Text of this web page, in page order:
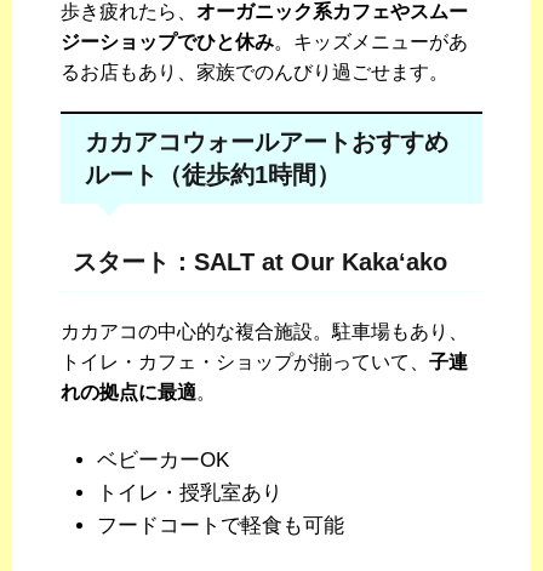
歩き疲れたら、 オーガニック系カフェやスムー
ジーショップでひと休み。キッズメニューがあ
るお店もあり、家族でのんびり過ごせます。
カカアコウォールアートおすすめ
ルート（徒歩約1時間）
スタート：SALT at Our Kaka‘ako
カカアコの中心的な複合施設。駐車場もあり、
トイレ・カフェ・ショップが揃っていて、 子連
れの拠点に最適。
ベビーカーOK
トイレ・授乳室あり
フードコートで軽食も可能